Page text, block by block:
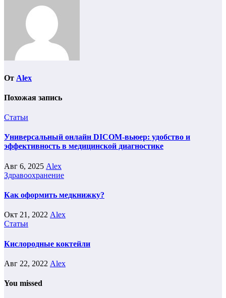
От Alex
Похожая запись
Статьи
Универсальный онлайн DICOM-вьюер: удобство и
эффективность в медицинской диагностике
Авг 6, 2025 Alex
Здравоохранение
Как оформить медкнижку?
Окт 21, 2022 Alex
Статьи
Кислородные коктейли
Авг 22, 2022 Alex
You missed